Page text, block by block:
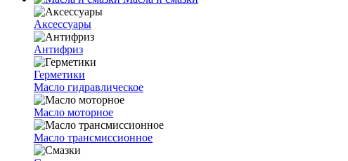
Аксессуары
Антифриз
Герметики
Масло гидравлическое
Масло моторное
Масло трансмиссионное